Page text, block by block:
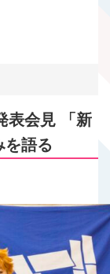
表会見 「新
を語る